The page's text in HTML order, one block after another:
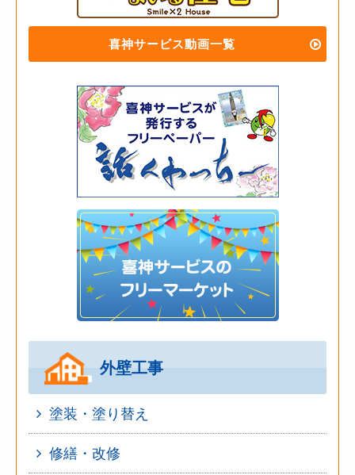
喜神サービス動画一覧
外壁工事
塗装・塗り替え
修繕・改修